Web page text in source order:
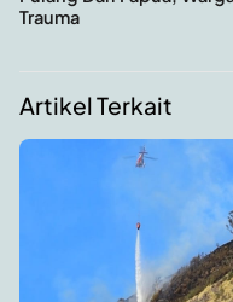
Trauma
Artikel Terkait